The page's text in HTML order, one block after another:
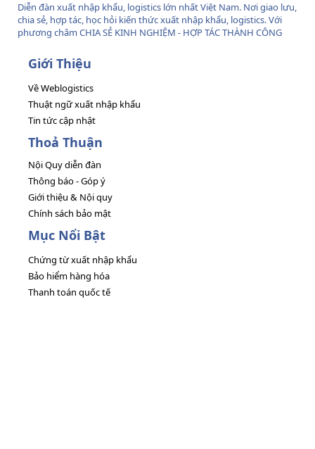
Diễn đàn xuất nhập khẩu, logistics lớn nhất Việt Nam. Nơi giao lưu,
chia sẻ, hợp tác, học hỏi kiến thức xuất nhập khẩu, logistics. Với
phương châm CHIA SẺ KINH NGHIỆM - HỢP TÁC THÀNH CÔNG
Giới Thiệu
Về Weblogistics
Thuật ngữ xuất nhập khẩu
Tin tức cập nhật
Thoả Thuận
Nội Quy diễn đàn
Thông báo - Góp ý
Giới thiệu & Nội quy
Chính sách bảo mật
Mục Nổi Bật
Chứng từ xuất nhập khẩu
Bảo hiểm hàng hóa
Thanh toán quốc tế